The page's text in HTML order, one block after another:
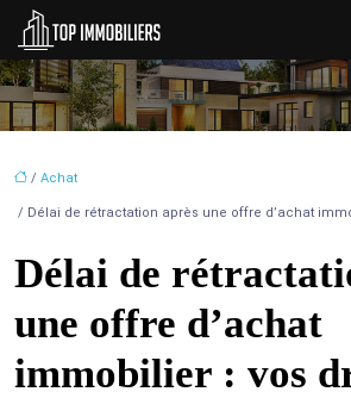
/ Achat
/ Délai de rétractation après une offre d’achat
Délai de
une offre d’achat
immobilier : vos